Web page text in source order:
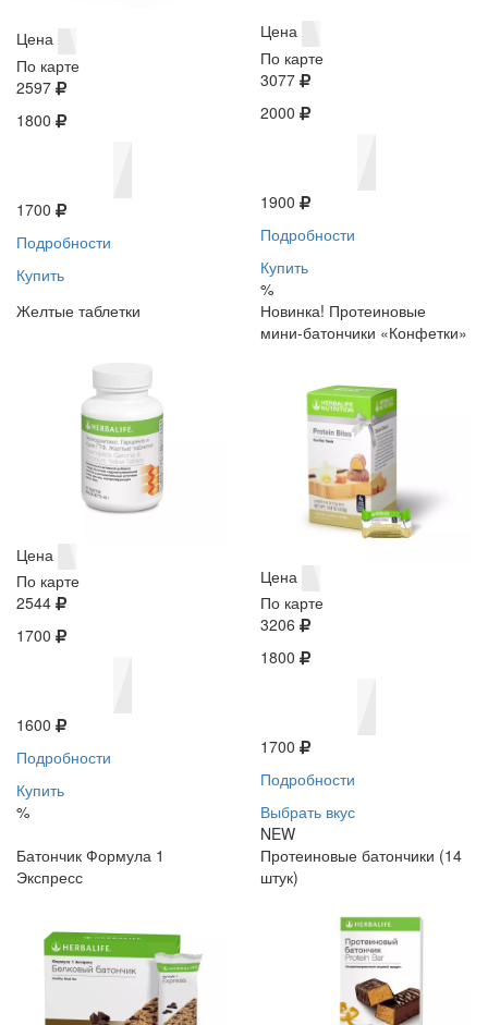
Цена
По карте
2597
1800
1700
Подробности
Купить
Цена
По карте
3077
2000
1900
Подробности
Купить
%
Желтые таблетки
Цена
По карте
2544
1700
1600
Подробности
Купить
%
Новинка! Протеиновые
мини-батончики «Конфетки»
Цена
По карте
3206
1800
1700
Подробности
Выбрать вкус
NEW
Батончик Формула 1
Экспресс
Протеиновые батончики (14
штук)